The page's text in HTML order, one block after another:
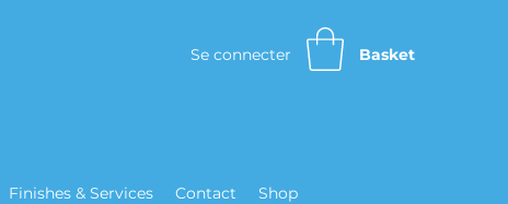
Se connecter Basket
Finishes & Services Contact Shop